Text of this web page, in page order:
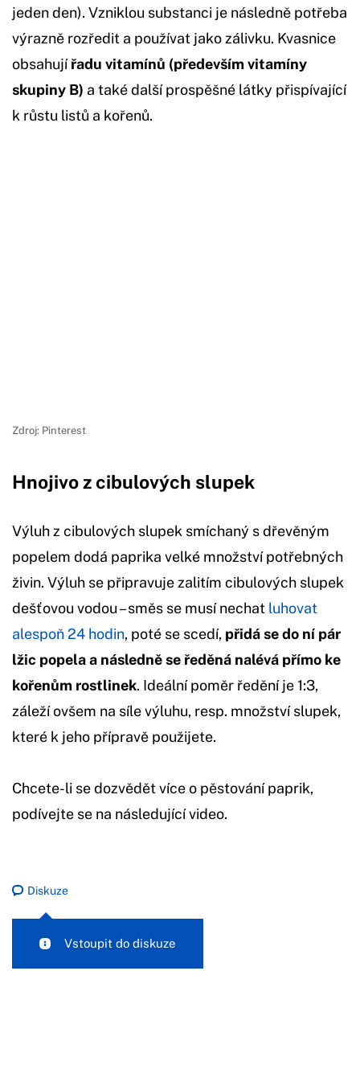
jeden den). Vzniklou substanci je následně potřeba
výrazně rozředit a používat jako zálivku. Kvasnice
obsahujířadu vitamínů (především vitamíny
skupiny B) a také další prospěšné látky přispívající
k růstu listů a kořenů.
Zdroj: Pinterest
Hnojivo z cibulových slupek
Výluh z cibulových slupek smíchaný s dřevěným
popelem dodá paprika velké množství potřebných
živin. Výluh se připravuje zalitím cibulových slupek
dešťovou vodou – směs se musí nechat luhovat
alespoň 24 hodin, poté se scedí, přidá se do ní pár
lžic popela a následně se ředěná nalévá přímo ke
kořenům rostlinek. Ideální poměr ředění je 1:3,
záleží ovšem na síle výluhu, resp. množství slupek,
které k jeho přípravě použijete.
Chcete-li se dozvědět více o pěstování paprik,
podívejte se na následující video.
Diskuze
Vstoupit do diskuze